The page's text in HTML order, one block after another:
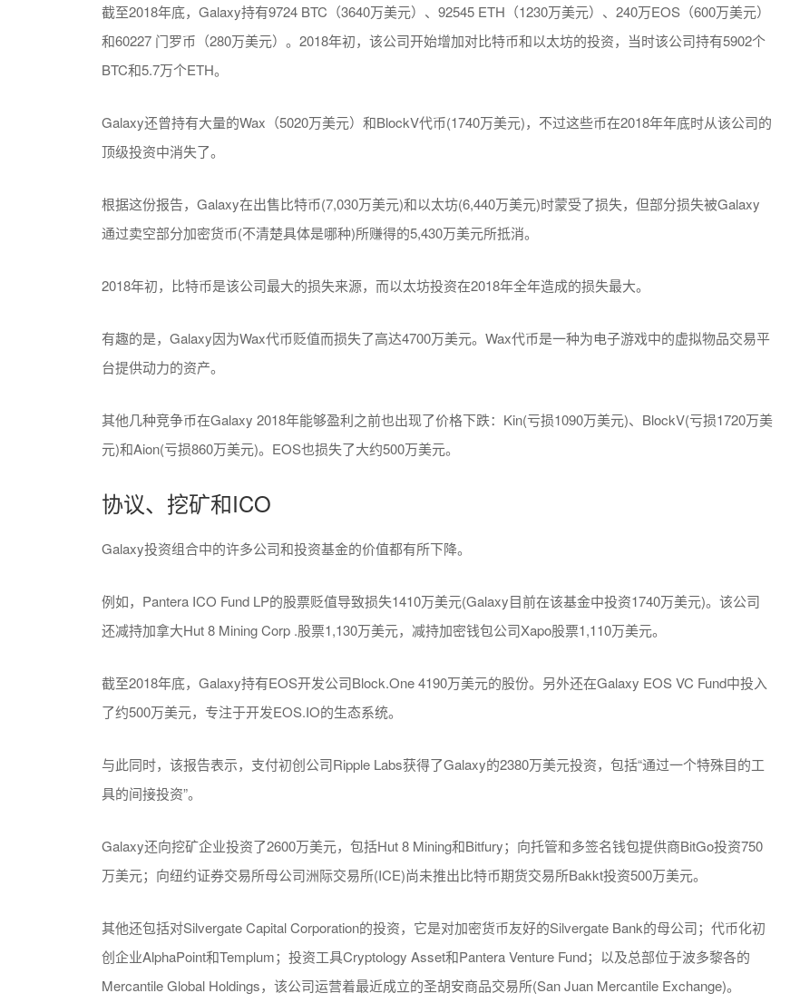
截至2018年底，Galaxy持有9724 BTC（3640万美元）、92545 ETH（1230万美元）、240万EOS（600万美元）
和60227 门罗币（280万美元）。2018年初，该公司开始增加对比特币和以太坊的投资，当时该公司持有5902个
BTC和5.7万个ETH。
Galaxy还曾持有大量的Wax（5020万美元）和BlockV代币(1740万美元)，不过这些币在2018年年底时从该公司的
顶级投资中消失了。
根据这份报告，Galaxy在出售比特币(7,030万美元)和以太坊(6,440万美元)时蒙受了损失，但部分损失被Galaxy
通过卖空部分加密货币(不清楚具体是哪种)所赚得的5,430万美元所抵消。
2018年初，比特币是该公司最大的损失来源，而以太坊投资在2018年全年造成的损失最大。
有趣的是，Galaxy因为Wax代币贬值而损失了高达4700万美元。Wax代币是一种为电子游戏中的虚拟物品交易平
台提供动力的资产。
其他几种竞争币在Galaxy 2018年能够盈利之前也出现了价格下跌：Kin(亏损1090万美元)、BlockV(亏损1720万美
元)和Aion(亏损860万美元)。EOS也损失了大约500万美元。
协议、挖矿和ICO
Galaxy投资组合中的许多公司和投资基金的价值都有所下降。
例如，Pantera ICO Fund LP的股票贬值导致损失1410万美元(Galaxy目前在该基金中投资1740万美元)。该公司
还减持加拿大Hut 8 Mining Corp .股票1,130万美元，减持加密钱包公司Xapo股票1,110万美元。
截至2018年底，Galaxy持有EOS开发公司Block.One 4190万美元的股份。另外还在Galaxy EOS VC Fund中投入
了约500万美元，专注于开发EOS.IO的生态系统。
与此同时，该报告表示，支付初创公司Ripple Labs获得了Galaxy的2380万美元投资，包括“通过一个特殊目的工
具的间接投资”。
Galaxy还向挖矿企业投资了2600万美元，包括Hut 8 Mining和Bitfury；向托管和多签名钱包提供商BitGo投资750
万美元；向纽约证券交易所母公司洲际交易所(ICE)尚未推出比特币期货交易所Bakkt投资500万美元。
其他还包括对Silvergate Capital Corporation的投资，它是对加密货币友好的Silvergate Bank的母公司；代币化初
创企业AlphaPoint和Templum；投资工具Cryptology Asset和Pantera Venture Fund；以及总部位于波多黎各的
Mercantile Global Holdings，该公司运营着最近成立的圣胡安商品交易所(San Juan Mercantile Exchange)。